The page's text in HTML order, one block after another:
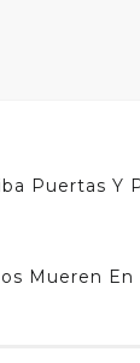
Puertas Y
Mueren